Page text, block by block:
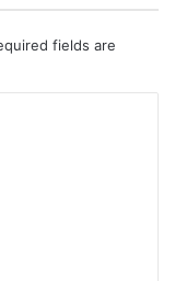
fields are